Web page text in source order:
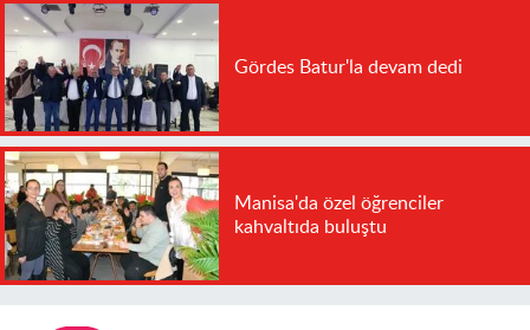
Gördes Batur'la devam dedi
Manisa'da özel öğrenciler
kahvaltıda buluştu